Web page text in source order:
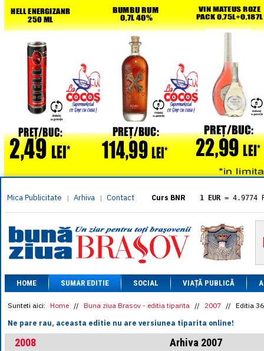
Mica Publicitate | Arhiva | Contact Curs BNR 1 EUR = 4.9774
= 5.8304
1 XAU= 464.4611
1 AED= 1.1933
1 AUD= 2.7957
1 BGN= 2.5449
1 CAD= 3.1559
1 CHF= 5.2813
1 CNY= 0.6015
1 DKK= 0.6668
1 EGP= 0.0860
1 HUF= 1.2223
HOME SUMAR EDITIE SOCIAL VIAȚĂ PUBLICĂ
Sunteti aici: Home // Buna ziua Brasov - editia tiparita // 2007 // Editia
Ne pare rau, aceasta editie nu are versiunea tiparita online!
2008
Arhiva 2007